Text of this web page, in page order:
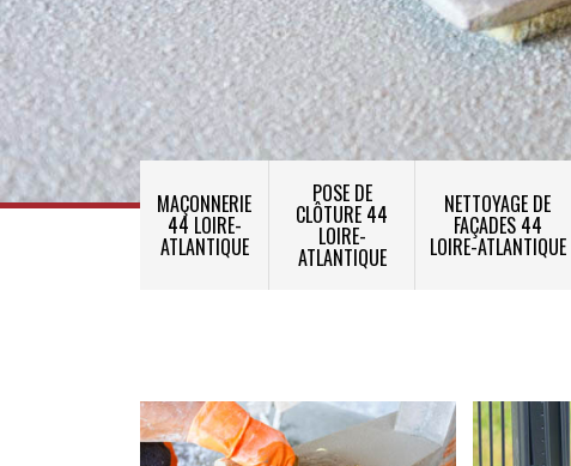
MAÇONNERIE
44 LOIRE-
ATLANTIQUE
POSE DE
CLÔTURE 44
LOIRE-
ATLANTIQUE
NETTOYAGE DE
FAÇADES 44
LOIRE-ATLANTIQUE